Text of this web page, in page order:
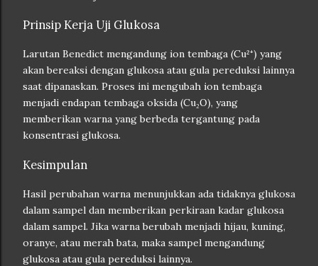
Prinsip Kerja Uji Glukosa
Larutan Benedict mengandung ion tembaga (Cu²⁺) yang
akan bereaksi dengan glukosa atau gula pereduksi lainnya
saat dipanaskan. Proses ini mengubah ion tembaga
menjadi endapan tembaga oksida (Cu₂O), yang
memberikan warna yang berbeda tergantung pada
konsentrasi glukosa.
Kesimpulan
Hasil perubahan warna menunjukkan ada tidaknya glukosa
dalam sampel dan memberikan perkiraan kadar glukosa
dalam sampel. Jika warna berubah menjadi hijau, kuning,
oranye, atau merah bata, maka sampel mengandung
glukosa atau gula pereduksi lainnya.